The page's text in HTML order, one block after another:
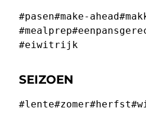
#pasen#make-ahead
#mealprep
#eiwitrijk
SEIZOEN
#lente#zomer#herfst